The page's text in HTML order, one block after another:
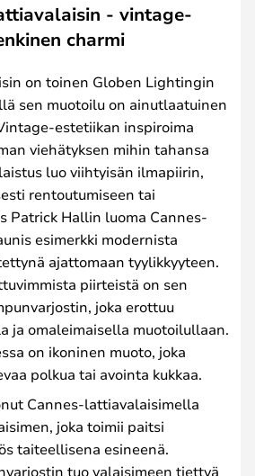
- vintage-
charmi
on toinen Globen Lightingin
sen muotoilu on ainutlaatuinen
estetiikan inspiroima
viehätyksen mihin tahansa
luo viihtyisän ilmapiirin,
rentoutumiseen tai
Patrick Hallin luoma Cannes-
esimerkki modernista
ajattomaan tyylikkyyteen.
piirteistä on sen
joka erottuu
ja omaleimaisella muotoilullaan.
on ikoninen muoto, joka
polkua tai avointa kukkaa.
Cannes-lattiavalaisimella
joka toimii paitsi
taiteellisena esineenä.
tuo valaisimeen tiettyä